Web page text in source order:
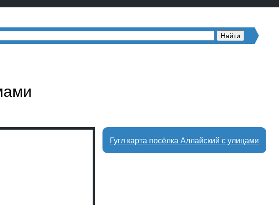
Гугл карта посёлка Аллайский с улицами